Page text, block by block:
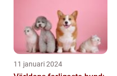
11 januari 2024